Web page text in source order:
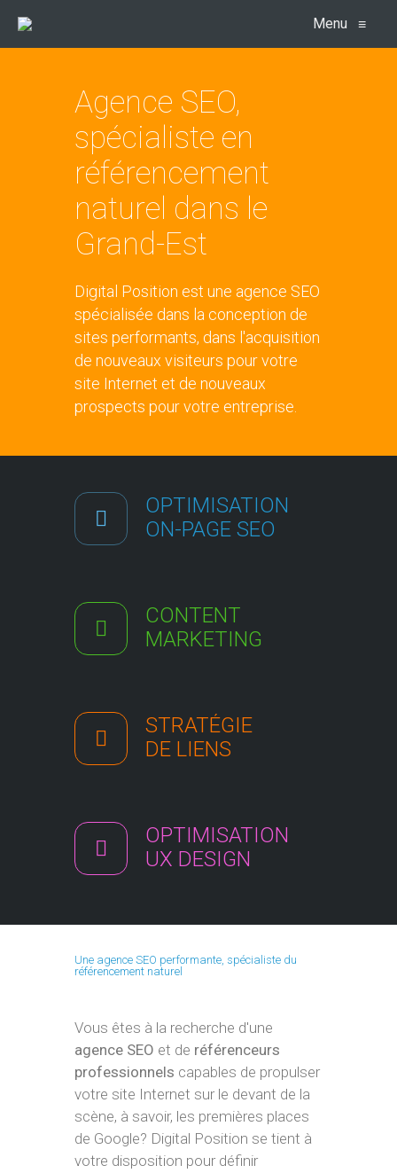
Menu ≡
Agence SEO,
spécialiste en
référencement
naturel dans le
Grand-Est
Digital Position est une agence SEO
spécialisée dans la conception de
sites performants, dans l'acquisition
de nouveaux visiteurs pour votre
site Internet et de nouveaux
prospects pour votre entreprise.
OPTIMISATION
ON-PAGE SEO
CONTENT
MARKETING
STRATÉGIE
DE LIENS
OPTIMISATION
UX DESIGN
Une agence SEO performante, spécialiste du
référencement naturel
Vous êtes à la recherche d'une
agence SEO et de référenceurs
professionnels capables de propulser
votre site Internet sur le devant de la
scène, à savoir, les premières places
de Google? Digital Position se tient à
votre disposition pour définir